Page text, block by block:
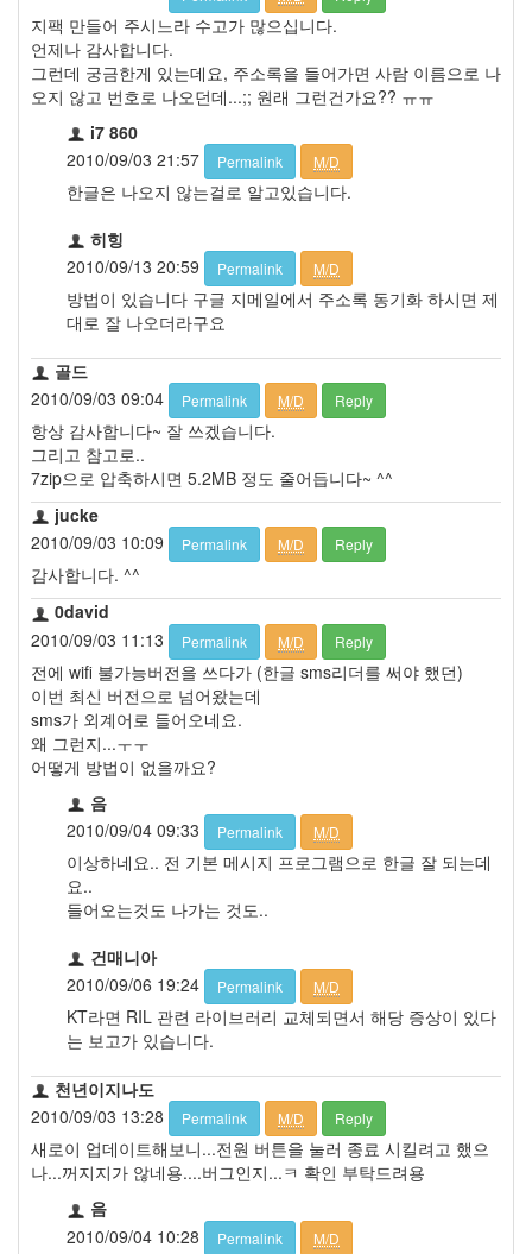
지팩 만들어 주시느라 수고가 많으십니다.
언제나 감사합니다.
그런데 궁금한게 있는데요, 주소록을 들어가면 사람 이름으로 나
오지 않고 번호로 나오던데...;; 원래 그런건가요?? ㅠㅠ
i7 860
2010/09/03 21:57
Permalink M/D
한글은 나오지 않는걸로 알고있습니다.
히힝
2010/09/13 20:59
Permalink M/D
방법이 있습니다 구글 지메일에서 주소록 동기화 하시면 제
대로 잘 나오더라구요
골드
2010/09/03 09:04
Permalink M/D Reply
항상 감사합니다~ 잘 쓰겠습니다.
그리고 참고로..
7zip으로 압축하시면 5.2MB 정도 줄어듭니다~ ^^
jucke
2010/09/03 10:09
Permalink M/D Reply
감사합니다. ^^
0david
2010/09/03 11:13
Permalink M/D Reply
전에 wifi 불가능버전을 쓰다가 (한글 sms리더를 써야 했던)
이번 최신 버전으로 넘어왔는데
sms가 외계어로 들어오네요.
왜 그런지...ㅜㅜ
어떻게 방법이 없을까요?
음
2010/09/04 09:33
Permalink M/D
이상하네요.. 전 기본 메시지 프로그램으로 한글 잘 되는데
요..
들어오는것도 나가는 것도..
건매니아
2010/09/06 19:24
Permalink M/D
KT라면 RIL 관련 라이브러리 교체되면서 해당 증상이 있다
는 보고가 있습니다.
천년이지나도
2010/09/03 13:28
Permalink M/D Reply
새로이 업데이트해보니...전원 버튼을 눌러 종료 시킬려고 했으
나...꺼지지가 않네용....버그인지...ㅋ 확인 부탁드려용
음
2010/09/04 10:28
Permalink M/D